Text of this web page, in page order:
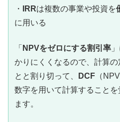
・
IRRは複数の事業や投資を
に用いる
「 NPVをゼロにする割引率
かりにくくなるので、計算
とと割り切って、
DCF （
数字を用いて計算すること
ます。